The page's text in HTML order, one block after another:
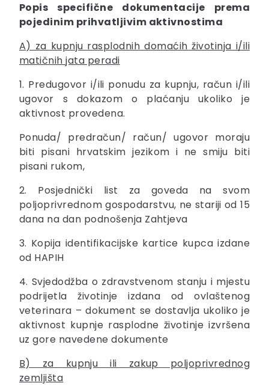
Popis specifične dokumentacije prema
pojedinim prihvatljivim aktivnostima
A) za kupnju rasplodnih domaćih životinja i/ili
matičnih jata peradi
1. Predugovor i/ili ponudu za kupnju, račun i/ili
ugovor s dokazom o plaćanju ukoliko je
aktivnost provedena.
Ponuda/ predračun/ račun/ ugovor moraju
biti pisani hrvatskim jezikom i ne smiju biti
pisani rukom,
2. Posjednički list za goveda na svom
poljoprivrednom gospodarstvu, ne stariji od 15
dana na dan podnošenja Zahtjeva
3. Kopija identifikacijske kartice kupca izdane
od HAPIH
4. Svjedodžba o zdravstvenom stanju i mjestu
podrijetla životinje izdana od ovlaštenog
veterinara – dokument se dostavlja ukoliko je
aktivnost kupnje rasplodne životinje izvršena
uz gore navedene dokumente
B) za kupnju ili zakup poljoprivrednog
zemljišta